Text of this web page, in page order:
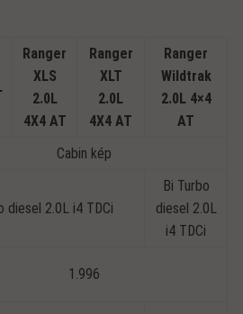
Ranger
XLS
2.0L
4X4 AT
Ranger
XLT
2.0L
4X4 AT
Ranger
Wildtrak
2.0L 4×4
AT
Cabin kép
diesel 2.0L i4 TDCi
Bi Turbo
diesel 2.0L
i4 TDCi
1.996